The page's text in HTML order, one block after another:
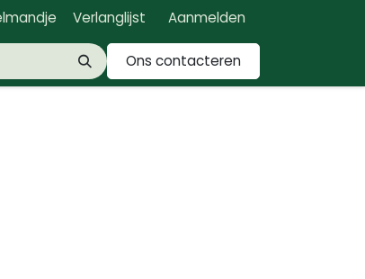
Verlanglijst Aanmelden
Ons contacteren